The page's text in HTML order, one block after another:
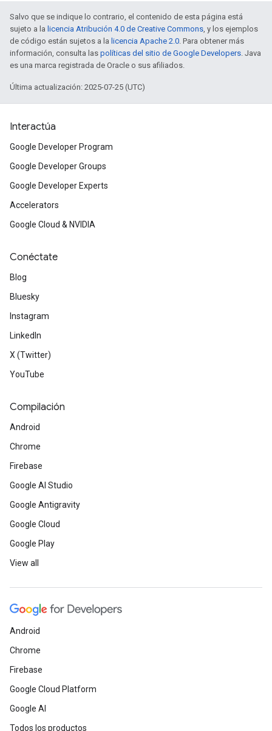
Salvo que se indique lo contrario, el contenido de esta página está
sujeto a la licencia Atribución 4.0 de Creative Commons, y los ejemplos
de código están sujetos a la licencia Apache 2.0. Para obtener más
información, consulta las políticas del sitio de Google Developers. Java
es una marca registrada de Oracle o sus afiliados.
Última actualización: 2025-07-25 (UTC)
Interactúa
Google Developer Program
Google Developer Groups
Google Developer Experts
Accelerators
Google Cloud & NVIDIA
Conéctate
Blog
Bluesky
Instagram
LinkedIn
X (Twitter)
YouTube
Compilación
Android
Chrome
Firebase
Google AI Studio
Google Antigravity
Google Cloud
Google Play
View all
Android
Chrome
Firebase
Google Cloud Platform
Google AI
Todos los productos